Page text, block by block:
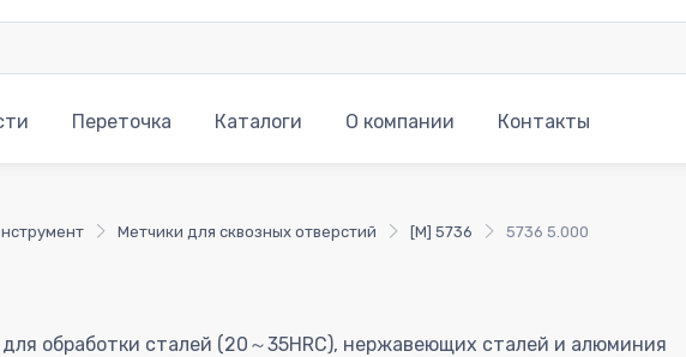
Переточка Каталоги О компании Контакты
Метчики для сквозных отверстий [M] 5736 5736 5.000
для обработки сталей (20～35HRC), нержавеющих сталей и алюминия